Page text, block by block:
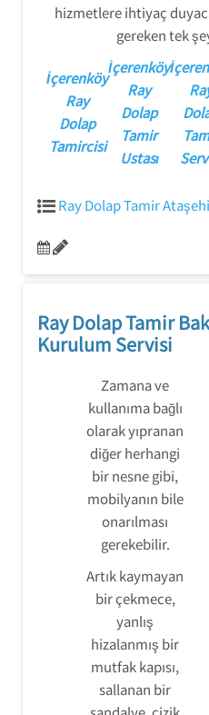
hizmetlere ihtiyaç
gereken tek
İçerenköy
Ray
Dolap
Tamircisi
İçerenköy
Ray
Dolap
Tamir
Ustası
Ray Dolap Tamir
Ray Dolap Tamir
Kurulum Servisi
Zamana ve
kullanıma bağlı
olarak yıpranan
diğer herhangi
bir nesne gibi,
mobilyanın bile
onarılması
gerekebilir.
Artık kaymayan
bir çekmece,
yanlış
hizalanmış bir
mutfak kapısı,
sallanan bir